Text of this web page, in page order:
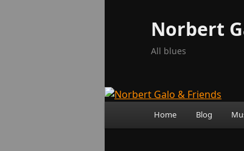
Norbert
All blues
principal
Home Blog